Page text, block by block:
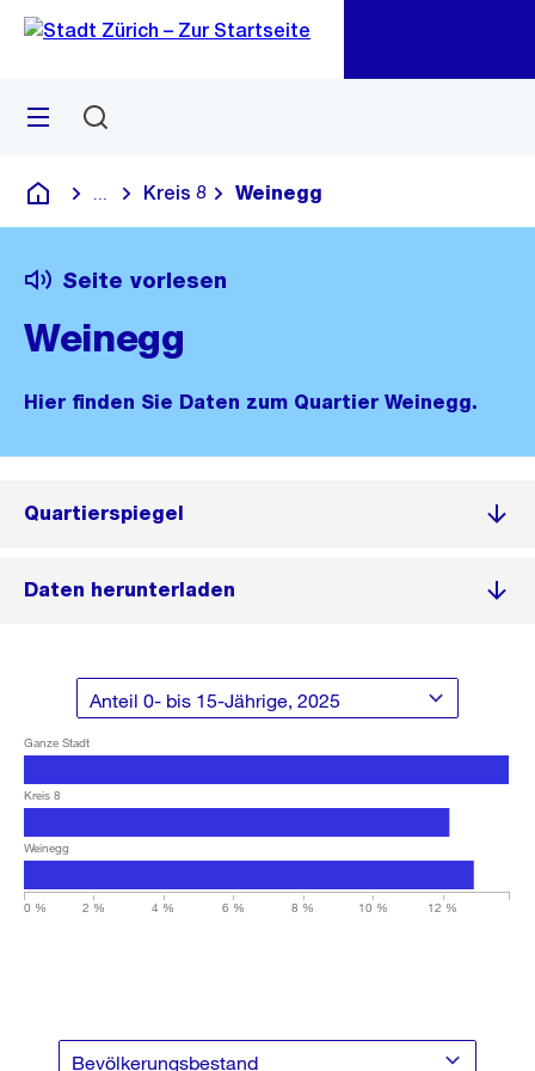
Navigation
Sprunglink
Menü
Deutsch
Blende alle Breadcrumbs ein
Kreis 8 Weinegg
Seite vorlesen
Weinegg
Hier finden Sie Daten zum Quartier Weinegg.
Quartierspiegel
Daten herunterladen
0 % 2 % 4 % 6 % 8 % 10 % 12 %
Ganze Stadt
Kreis 8
Weinegg